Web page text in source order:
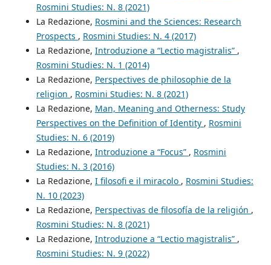
Rosmini Studies: N. 8 (2021)
La Redazione, Rosmini and the Sciences: Research
Prospects , Rosmini Studies: N. 4 (2017)
La Redazione, Introduzione a “Lectio magistralis” ,
Rosmini Studies: N. 1 (2014)
La Redazione, Perspectives de philosophie de la
religion , Rosmini Studies: N. 8 (2021)
La Redazione, Man, Meaning and Otherness: Study
Perspectives on the Definition of Identity , Rosmini
Studies: N. 6 (2019)
La Redazione, Introduzione a “Focus” , Rosmini
Studies: N. 3 (2016)
La Redazione, I filosofi e il miracolo , Rosmini Studies:
N. 10 (2023)
La Redazione, Perspectivas de filosofía de la religión ,
Rosmini Studies: N. 8 (2021)
La Redazione, Introduzione a “Lectio magistralis” ,
Rosmini Studies: N. 9 (2022)